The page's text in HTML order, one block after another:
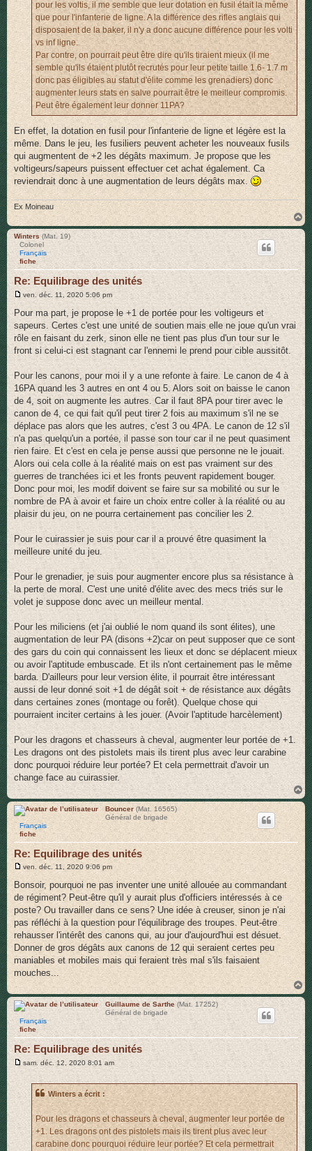
pour les voltis, il me semble que leur dotation en fusil était la même
que pour l'infanterie de ligne. A la différence des rifles anglais qui
disposaient de la baker, il n'y a donc aucune différence pour les volti
vs inf ligne.
Par contre, on pourrait peut être dire qu'ils tiraient mieux (il me
semble qu'ils étaient plutôt recrutés pour leur petite taille 1.6- 1.7 m
donc pas éligibles au statut d'élite comme les grenadiers) donc
augmenter leurs stats en salve pourrait être le meilleur compromis.
Peut être également leur donner 11PA?
En effet, la dotation en fusil pour l'infanterie de ligne et légère est la
même. Dans le jeu, les fusiliers peuvent acheter les nouveaux fusils
qui augmentent de +2 les dégâts maximum. Je propose que les
voltigeurs/sapeurs puissent effectuer cet achat également. Ca
reviendrait donc à une augmentation de leurs dégâts max.
Ex Moineau
H
a
u
Winters(Mat. 19)
Colonel
Français
fiche
Re: Equilibrage des unités
M
e
s
a
g
ven. déc. 11, 2020 5:06 pm
Pour ma part, je propose le +1 de portée pour les voltigeurs et
sapeurs. Certes c'est une unité de soutien mais elle ne joue qu'un vrai
rôle en faisant du zerk, sinon elle ne tient pas plus d'un tour sur le
front si celui-ci est stagnant car l'ennemi le prend pour cible aussitôt.
Pour les canons, pour moi il y a une refonte à faire. Le canon de 4 à
16PA quand les 3 autres en ont 4 ou 5. Alors soit on baisse le canon
de 4, soit on augmente les autres. Car il faut 8PA pour tirer avec le
canon de 4, ce qui fait qu'il peut tirer 2 fois au maximum s'il ne se
déplace pas alors que les autres, c'est 3 ou 4PA. Le canon de 12 s'il
n'a pas quelqu'un a portée, il passe son tour car il ne peut quasiment
rien faire. Et c'est en cela je pense aussi que personne ne le jouait.
Alors oui cela colle à la réalité mais on est pas vraiment sur des
guerres de tranchées ici et les fronts peuvent rapidement bouger.
Donc pour moi, les modif doivent se faire sur sa mobilité ou sur le
nombre de PA à avoir et faire un choix entre coller à la réalité ou au
plaisir du jeu, on ne pourra certainement pas concilier les 2.
Pour le cuirassier je suis pour car il a prouvé être quasiment la
meilleure unité du jeu.
Pour le grenadier, je suis pour augmenter encore plus sa résistance à
la perte de moral. C'est une unité d'élite avec des mecs triés sur le
volet je suppose donc avec un meilleur mental.
Pour les miliciens (et j'ai oublié le nom quand ils sont élites), une
augmentation de leur PA (disons +2)car on peut supposer que ce sont
des gars du coin qui connaissent les lieux et donc se déplacent mieux
ou avoir l'aptitude embuscade. Et ils n'ont certainement pas le même
barda. D'ailleurs pour leur version élite, il pourrait être intéressant
aussi de leur donné soit +1 de dégât soit + de résistance aux dégâts
dans certaines zones (montage ou forêt). Quelque chose qui
pourraient inciter certains à les jouer. (Avoir l'aptitude harcèlement)
Pour les dragons et chasseurs à cheval, augmenter leur portée de +1.
Les dragons ont des pistolets mais ils tirent plus avec leur carabine
donc pourquoi réduire leur portée? Et cela permettrait d'avoir un
change face au cuirassier.
H
a
u
t
Bouncer (Mat. 16565)
Général de brigade
Français
fiche
Re: Equilibrage des unités
M
s
a
g
ven. déc. 11, 2020 9:06 pm
Bonsoir, pourquoi ne pas inventer une unité allouée au commandant
de régiment? Peut-être qu'il y aurait plus d'officiers intéressés à ce
poste? Ou travailler dans ce sens? Une idée à creuser, sinon je n'ai
pas réfléchi à la question pour l'équilibrage des troupes. Peut-être
rehausser l'intérêt des canons qui, au jour d'aujourd'hui est désuet.
Donner de gros dégâts aux canons de 12 qui seraient certes peu
maniables et mobiles mais qui feraient très mal s'ils faisaient
mouches...
H
a
u
Guillaume de Sarthe(Mat. 17252)
Général de brigade
Français
fiche
Re: Equilibrage des unités
M
e
a
sam. déc. 12, 2020 8:01 am
Winters a écrit :
Pour les dragons et chasseurs à cheval, augmenter leur portée de
+1. Les dragons ont des pistolets mais ils tirent plus avec leur
carabine donc pourquoi réduire leur portée? Et cela permettrait